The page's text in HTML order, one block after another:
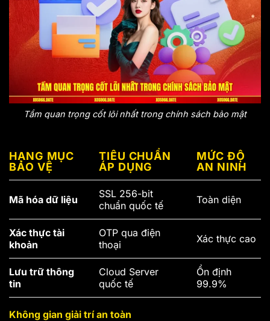
Tầm quan trọng cốt lõi nhất trong chính sách bảo mật
HẠNG MỤC
BẢO VỆ
TIÊU CHUẨN
ÁP DỤNG
MỨC ĐỘ
AN NINH
Mã hóa dữ liệu
SSL 256-bit
chuẩn quốc tế
Toàn diện
Xác thực tài
khoản
OTP qua điện
thoại
Xác thực cao
Lưu trữ thông
tin
Cloud Server
quốc tế
Ổn định
99.9%
Không gian giải trí an toàn